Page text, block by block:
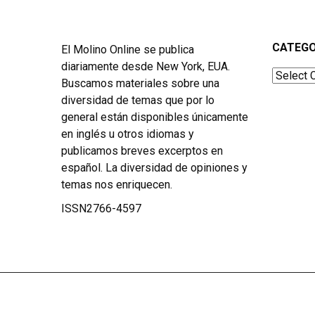
El Molino Online se publica
diariamente desde New York, EUA.
Buscamos materiales sobre una
diversidad de temas que por lo
general están disponibles únicamente
en inglés u otros idiomas y
publicamos breves excerptos en
español. La diversidad de opiniones y
temas nos enriquecen.
ISSN2766-4597